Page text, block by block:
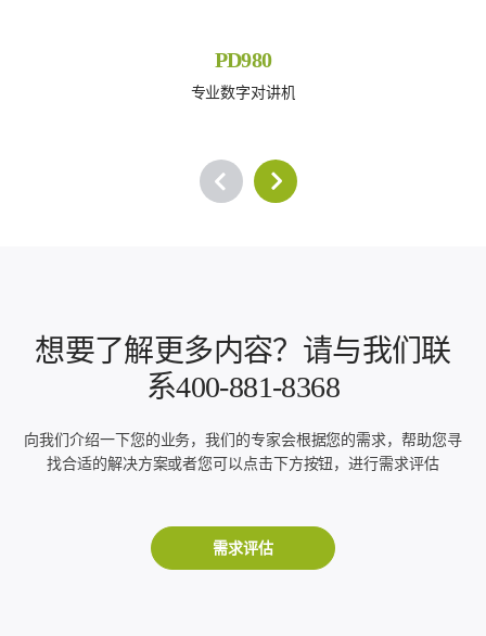
PD980
专业数字对讲机
想要了解更多内容？请与我们联
系400-881-8368
向我们介绍一下您的业务，我们的专家会根据您的需求，帮助您寻
找合适的解决方案或者您可以点击下方按钮，进行需求评估
需求评估